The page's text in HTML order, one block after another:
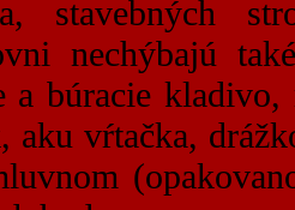
stavebných
nechýbajú
a búracie
aku vŕtačka,